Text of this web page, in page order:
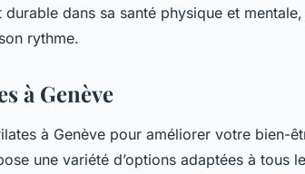
durable dans sa santé physique et
rythme.
à Genève
à Genève pour améliorer votre bien-
une variété d’options adaptées à tous